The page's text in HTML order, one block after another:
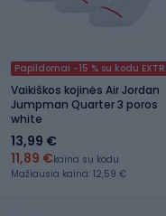
Papildomai -15 % su kodu
Vaikiškos kojinės Air Jordan
Jumpman Quarter 3 poros
white
13,99 €
11,89 €kaina su kodu
Mažiausia kaina: 12,59 €